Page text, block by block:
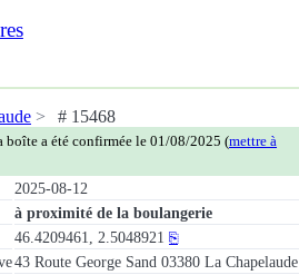
# 15468
boîte a été confirmée le 01/08/2025 (mettre à
2025-08-12
à proximité de la boulangerie
46.4209461, 2.5048921 ⎘
43 Route George Sand 03380 La Chapelaude